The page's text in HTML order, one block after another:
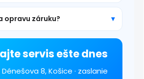
opravu záruku?
servis ešte dnes
8, Košice · zaslanie